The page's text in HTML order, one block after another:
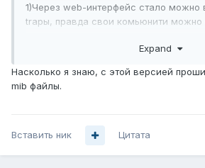
1)Через web-интерфейс стало можно
trapы, правда свои комьюнити можно
2) Поменялись OIDы при работе по
Ветка .1.3.6.1.4.1.38295.15 поменялась
3) Часть OID перестала отдавать
сервер перестают отвечать.
Expand
Насколько я знаю, с этой версией
mib файлы.
Вставить ник Цитата